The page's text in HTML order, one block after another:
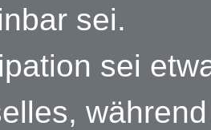
sei.
sei
während